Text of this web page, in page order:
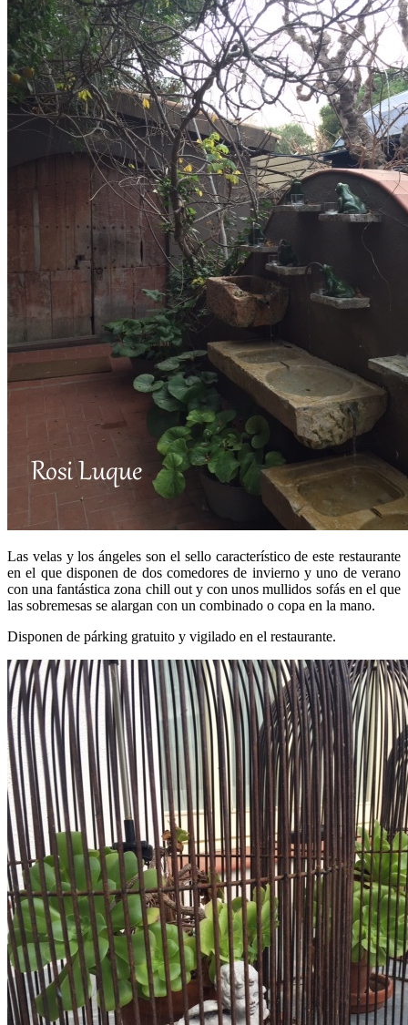
Las velas y los ángeles son el sello característico de este restaurante
en el que disponen de dos comedores de invierno y uno de verano
con una fantástica zona chill out y con unos mullidos sofás en el que
las sobremesas se alargan con un combinado o copa en la mano.
Disponen de párking gratuito y vigilado en el restaurante.